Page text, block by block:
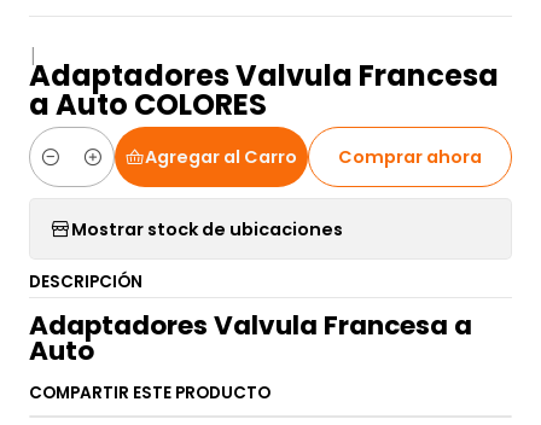
|
Adaptadores Valvula Francesa
a Auto COLORES
Cantidad
Agregar al Carro Comprar ahora
Mostrar stock de ubicaciones
DESCRIPCIÓN
Adaptadores Valvula Francesa a
Auto
COMPARTIR ESTE PRODUCTO